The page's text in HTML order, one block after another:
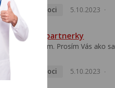
Pohlavní nemoci
5.10.2023
HPV typ 52 u partnerky
Dobrý deň prajem. Prosím Vás ako sa
Pohlavní nemoci
5.10.2023